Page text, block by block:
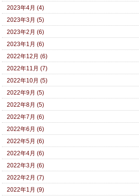
2023年4月 (4)
2023年3月 (5)
2023年2月 (6)
2023年1月 (6)
2022年12月 (6)
2022年11月 (7)
2022年10月 (5)
2022年9月 (5)
2022年8月 (5)
2022年7月 (6)
2022年6月 (6)
2022年5月 (6)
2022年4月 (6)
2022年3月 (6)
2022年2月 (7)
2022年1月 (9)